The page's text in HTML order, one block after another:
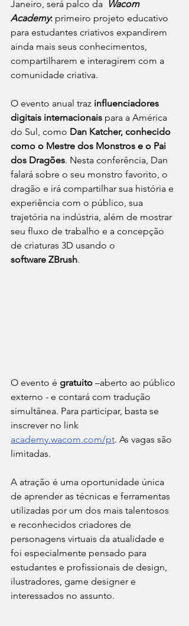
Janeiro, será palco da Wacom
Academy: primeiro projeto educativo
para estudantes criativos expandirem
ainda mais seus conhecimentos,
compartilharem e interagirem com a
comunidade criativa.
O evento anual traz influenciadores
digitais internacionais para a América
do Sul, como Dan Katcher, conhecido
como o Mestre dos Monstros e o Pai
dos Dragões. Nesta conferência, Dan
falará sobre o seu monstro favorito, o
dragão e irá compartilhar sua história e
experiência com o público, sua
trajetória na indústria, além de mostrar
seu fluxo de trabalho e a concepção
de criaturas 3D usando o
software ZBrush.
O evento é gratuito –aberto ao público
externo - e contará com tradução
simultânea. Para participar, basta se
inscrever no link
academy.wacom.com/pt. As vagas são
limitadas.
A atração é uma oportunidade única
de aprender as técnicas e ferramentas
utilizadas por um dos mais talentosos
e reconhecidos criadores de
personagens virtuais da atualidade e
foi especialmente pensado para
estudantes e profissionais de design,
ilustradores, game designer e
interessados no assunto.